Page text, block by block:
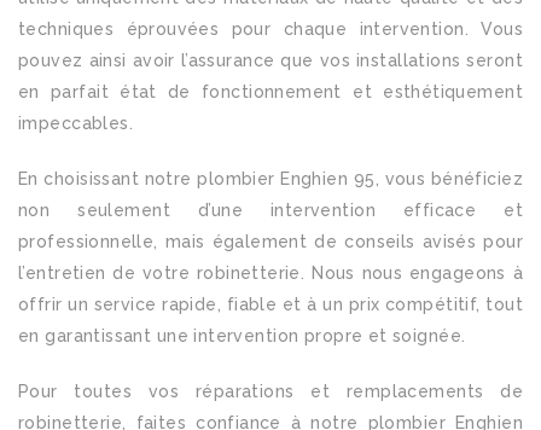
techniques éprouvées pour chaque intervention. Vous
pouvez ainsi avoir l’assurance que vos installations seront
en parfait état de fonctionnement et esthétiquement
impeccables.
En choisissant notre plombier Enghien 95, vous bénéficiez
non seulement d’une intervention efficace et
professionnelle, mais également de conseils avisés pour
l’entretien de votre robinetterie. Nous nous engageons à
offrir un service rapide, fiable et à un prix compétitif, tout
en garantissant une intervention propre et soignée.
Pour toutes vos réparations et remplacements de
robinetterie, faites confiance à notre plombier Enghien